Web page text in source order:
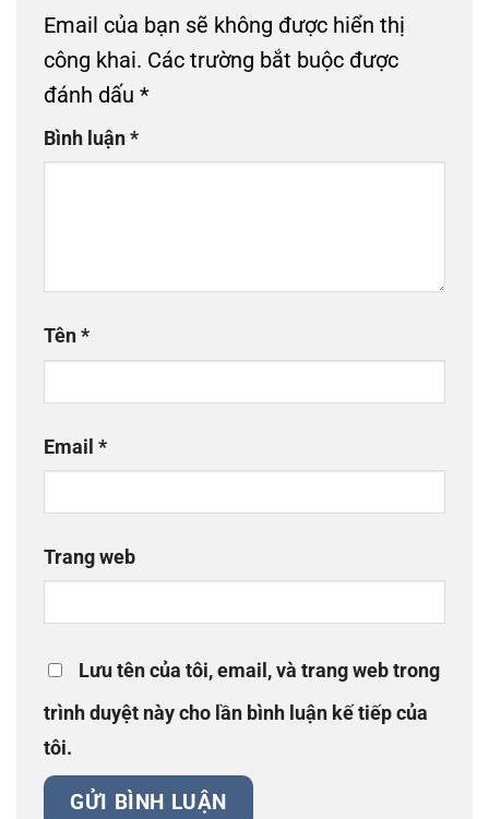
Email của bạn sẽ không được hiển thị
công khai. Các trường bắt buộc được
đánh dấu *
Bình luận*
Tên*
Email *
Trang web
Lưu tên của tôi, email, và trang web trong
trình duyệt này cho lần bình luận kế tiếp của
tôi.